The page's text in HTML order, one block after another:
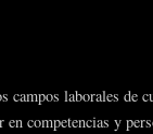
campos laborales de
en competencias y